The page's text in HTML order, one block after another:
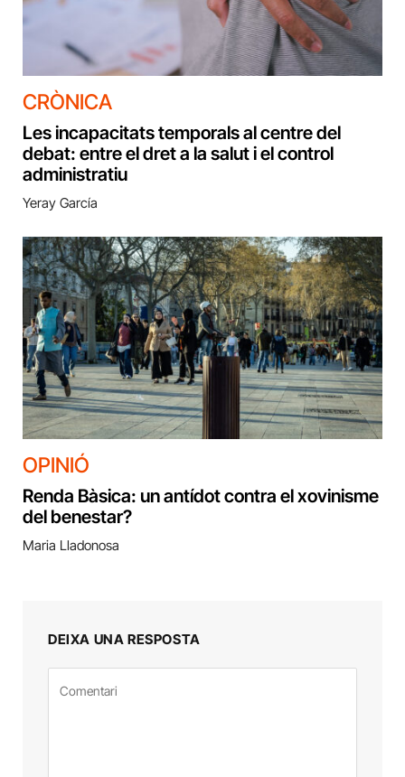
CRÒNICA
Les incapacitats temporals al centre del
debat: entre el dret a la salut i el control
administratiu
Yeray García
OPINIÓ
Renda Bàsica: un antídot contra el xovinisme
del benestar?
Maria Lladonosa
DEIXA UNA RESPOSTA